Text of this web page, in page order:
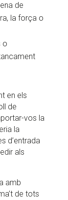
de
la força o
o
en els
de
vos la
la
d’entrada
als
amb
de tots